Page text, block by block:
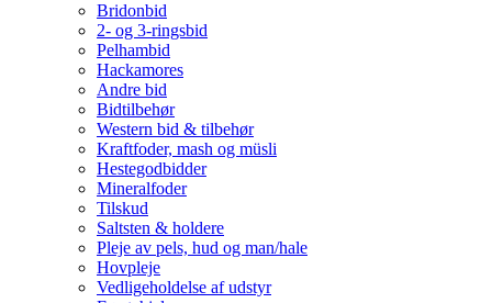
Bridonbid
2- og 3-ringsbid
Pelhambid
Hackamores
Andre bid
Bidtilbehør
Western bid & tilbehør
Kraftfoder, mash og müsli
Hestegodbidder
Mineralfoder
Tilskud
Saltsten & holdere
Pleje av pels, hud og man/hale
Hovpleje
Vedligeholdelse af udstyr